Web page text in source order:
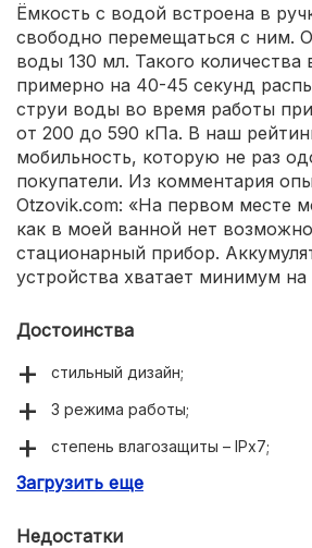
Ёмкость с водой встроена в
свободно перемещаться с ним.
воды 130 мл. Такого количества
примерно на 40-45 секунд
струи воды во время работы
от 200 до 590 кПа. В наш
мобильность, которую не раз
покупатели. Из комментария
Otzovik.com: «На первом месте
как в моей ванной нет
стационарный прибор.
устройства хватает минимум
Достоинства
стильный дизайн;
3 режима работы;
степень влагозащиты – IPx7;
время автономной работы – до 10
Загрузить еще
Недостатки